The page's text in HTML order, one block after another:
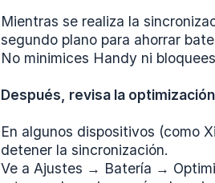
Mientras se realiza la
segundo plano para ahorrar
No minimices Handy ni
Después, revisa la
En algunos dispositivos (como
detener la sincronización.
Ve a Ajustes → Batería →